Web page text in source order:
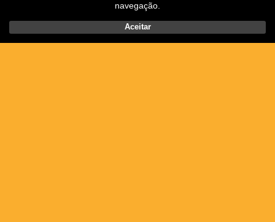
navegação.
Aceitar